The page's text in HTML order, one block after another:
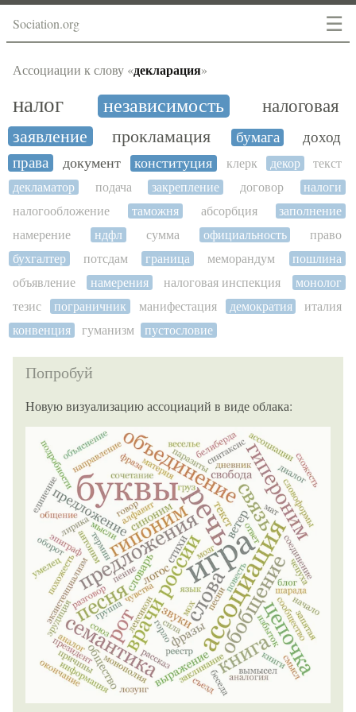
☰
Sociation.org
Ассоциации к слову «декларация»
налог независимость налоговая
заявление прокламация бумага
доход
права
документ конституция клерк декор
текст
декламатор
подача закрепление договор
налоги
налогообложение
таможня абсорбция
заполнение
намерение
ндфл сумма официальность
право
бухгалтер
потсдам граница меморандум
пошлина
объявление
намерения налоговая инспекция
монолог
тезис
пограничник манифестация демократия
италия
конвенция
гуманизм пустословие
Попробуй
Новую визуализацию ассоциаций в виде облака: